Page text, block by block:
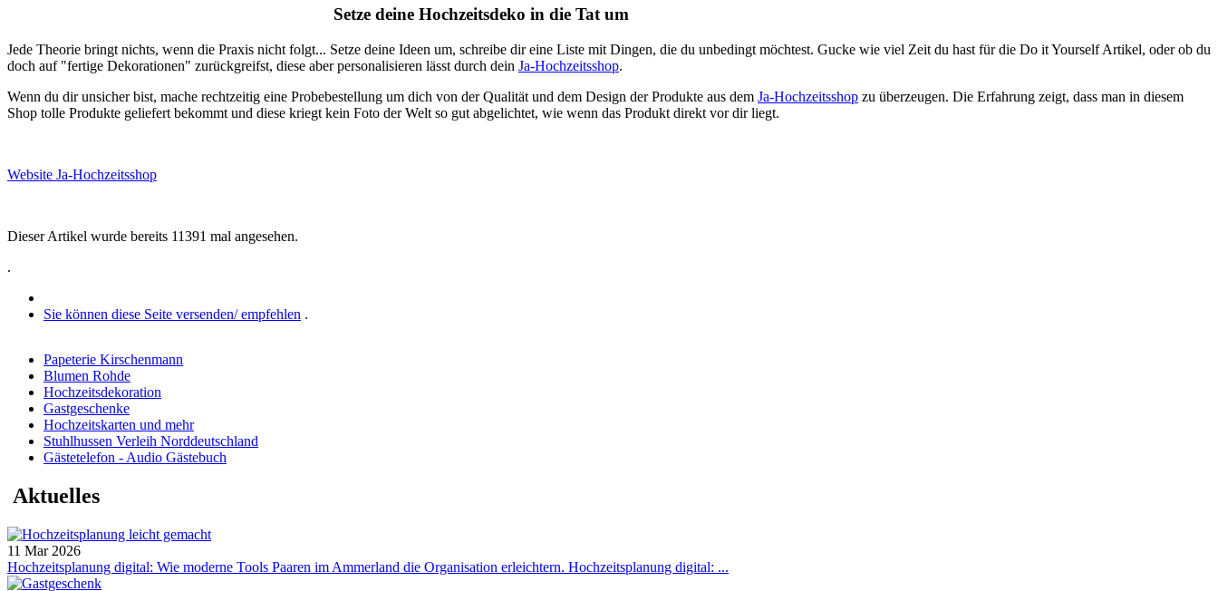
Setze deine Hochzeitsdeko in die Tat um
Jede Theorie bringt nichts, wenn die Praxis nicht folgt... Setze deine Ideen um, schreibe dir eine Liste mit Dingen, die du unbedingt möchtest. Gucke wie viel Zeit du hast für die Do it Yourself Artikel, oder ob du
doch auf "fertige Dekorationen" zurückgreifst, diese aber personalisieren lässt durch dein Ja-Hochzeitsshop.
Wenn du dir unsicher bist, mache rechtzeitig eine Probebestellung um dich von der Qualität und dem Design der Produkte aus dem Ja-Hochzeitsshop zu überzeugen. Die Erfahrung zeigt, dass man in diesem
Shop tolle Produkte geliefert bekommt und diese kriegt kein Foto der Welt so gut abgelichtet, wie wenn das Produkt direkt vor dir liegt.
Website Ja-Hochzeitsshop
Dieser Artikel wurde bereits 11391 mal angesehen.
.
Sie können diese Seite versenden/ empfehlen .
Papeterie Kirschenmann
Blumen Rohde
Hochzeitsdekoration
Gastgeschenke
Hochzeitskarten und mehr
Stuhlhussen Verleih Norddeutschland
Gästetelefon - Audio Gästebuch
Aktuelles
11 Mar 2026
Hochzeitsplanung digital: Wie moderne Tools Paaren im Ammerland die Organisation erleichtern. Hochzeitsplanung digital: ...